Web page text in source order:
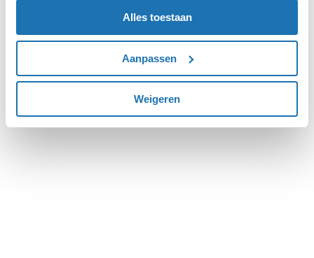
Alles toestaan
Aanpassen
Weigeren